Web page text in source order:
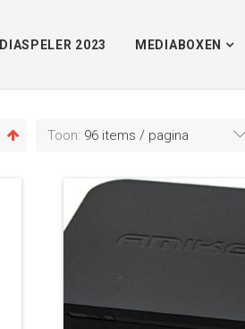
2023 MEDIABOXEN
Toon: 96 items / pagina